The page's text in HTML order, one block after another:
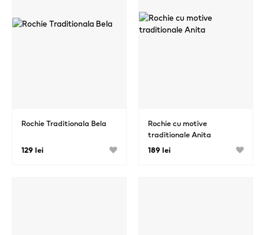
Rochie Traditionala Bela
129 lei
Rochie cu motive
traditionale Anita
189 lei